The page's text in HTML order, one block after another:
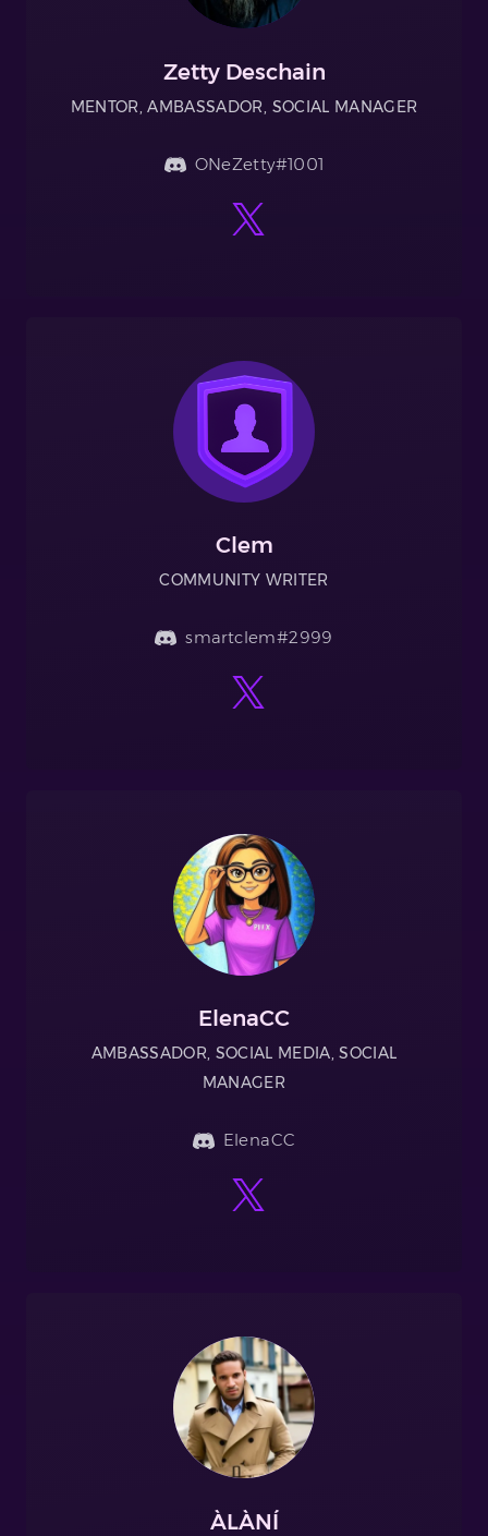
Zetty Deschain
MENTOR, AMBASSADOR, SOCIAL MANAGER
ONeZetty#1001
Clem
COMMUNITY WRITER
smartclem#2999
ElenaCC
AMBASSADOR, SOCIAL MEDIA, SOCIAL
MANAGER
ElenaCC
ÀLÀNÍ